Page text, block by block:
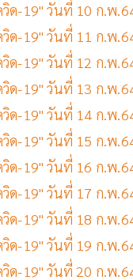
วิด-19" วันที่ 10 ก.พ
วิด-19" วันที่ 11 ก.พ
วิด-19" วันที่ 12 ก.พ
วิด-19" วันที่ 13 ก.พ
วิด-19" วันที่ 14 ก.พ
วิด-19" วันที่ 15 ก.พ
วิด-19" วันที่ 16 ก.พ
วิด-19" วันที่ 17 ก.พ
วิด-19" วันที่ 18 ก.พ
วิด-19" วันที่ 19 ก.พ
วิด-19" วันที่ 20 ก.พ